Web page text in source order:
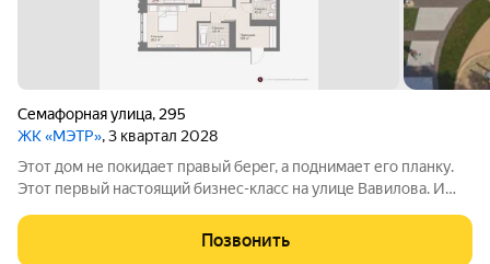
Семафорная улица, 295
ЖК «МЭТР», 3 квартал 2028
Этот дом не покидает правый берег, а поднимает его планку.
Этот первый настоящий бизнес-класс на улице Вавилова. И
панорамных окон. Обязывает
Позвонить